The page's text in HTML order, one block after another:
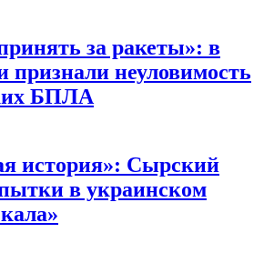
за ракеты»: в
признали неуловимость
БПЛА
история»: Сырский
в украинском